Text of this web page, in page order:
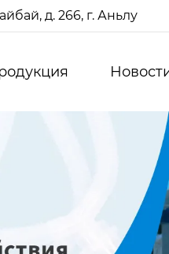
д. 266, г. Аньлу